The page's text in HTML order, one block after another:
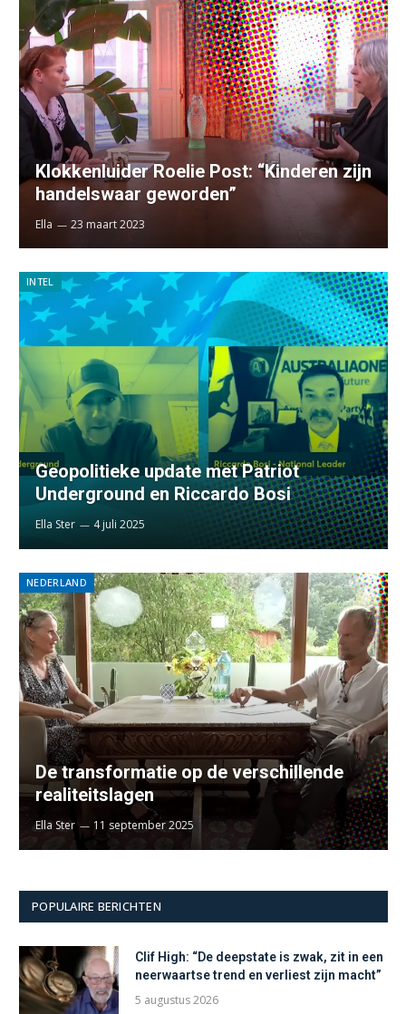
Klokkenluider Roelie Post: “Kinderen zijn
handelswaar geworden”
Ella 23 maart 2023
INTEL
Geopolitieke update met Patriot
Underground en Riccardo Bosi
Ella Ster 4 juli 2025
NEDERLAND
De transformatie op de verschillende
realiteitslagen
Ella Ster 11 september 2025
POPULAIRE BERICHTEN
Clif High: “De deepstate is zwak, zit in een
neerwaartse trend en verliest zijn macht”
5 augustus 2026